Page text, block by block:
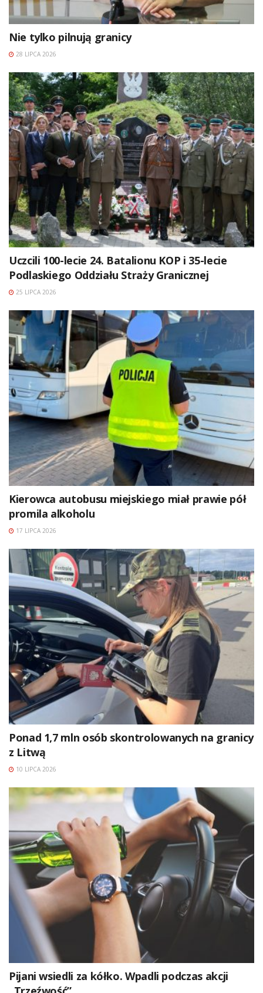
Nie tylko pilnują granicy
28 LIPCA 2026
Uczcili 100-lecie 24. Batalionu KOP i 35-lecie
Podlaskiego Oddziału Straży Granicznej
25 LIPCA 2026
Kierowca autobusu miejskiego miał prawie pół
promila alkoholu
17 LIPCA 2026
Ponad 1,7 mln osób skontrolowanych na granicy
z Litwą
10 LIPCA 2026
Pijani wsiedli za kółko. Wpadli podczas akcji